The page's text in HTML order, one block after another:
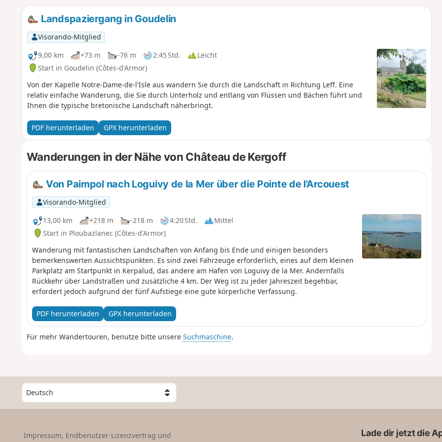
Landspaziergang in Goudelin
Visorando-Mitglied
9,00 km
+73 m -76 m 2:45 Std.
Leicht
Start in Goudelin (Côtes-d'Armor)
Von der Kapelle Notre-Dame-de-l'Isle aus wandern Sie durch die Landschaft in Richtung Leff. Eine
relativ einfache Wanderung, die Sie durch Unterholz und entlang von Flüssen und Bächen führt und
Ihnen die typische bretonische Landschaft näherbringt.
PDF herunterladen GPX herunterladen
Wanderungen in der Nähe von Château de Kergoff
Von Paimpol nach Loguivy de la Mer über die Pointe de l'Arcouest
Visorando-Mitglied
13,00 km
+218 m -218 m 4:20 Std.
Mittel
Start in Ploubazlanec (Côtes-d'Armor)
Wanderung mit fantastischen Landschaften von Anfang bis Ende und einigen besonders
bemerkenswerten Aussichtspunkten. Es sind zwei Fahrzeuge erforderlich, eines auf dem kleinen
Parkplatz am Startpunkt in Kerpalud, das andere am Hafen von Loguivy de la Mer. Andernfalls
Rückkehr über Landstraßen und zusätzliche 4 km. Der Weg ist zu jeder Jahreszeit begehbar,
erfordert jedoch aufgrund der fünf Aufstiege eine gute körperliche Verfassung.
PDF herunterladen GPX herunterladen
Für mehr Wandertouren, benutze bitte unsere Suchmaschine.
W
ä
h
eImpressum, Endbenutzer-Lizenzvertrag und
Lade dir jetzt die